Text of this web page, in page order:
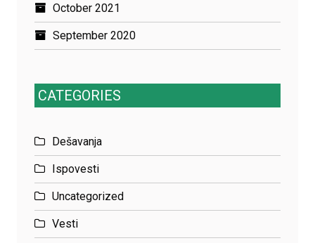
October 2021
September 2020
CATEGORIES
Dešavanja
Ispovesti
Uncategorized
Vesti